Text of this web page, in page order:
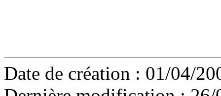
Date de création : 01/04/